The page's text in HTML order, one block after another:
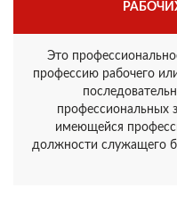
Это
профессию рабочего
профессиональных
имеющейся
должности служащего